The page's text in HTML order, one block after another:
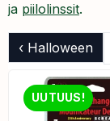
ja piilolinssit.
‹ Halloween
UUTUUS!